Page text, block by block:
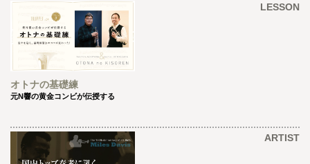
LESSON
オトナの基礎練
元N響の黄金コンビが伝授する
ARTIST